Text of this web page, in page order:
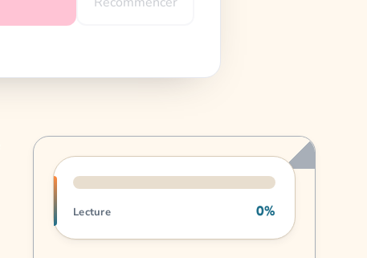
Progression de lecture
Lecture 0%